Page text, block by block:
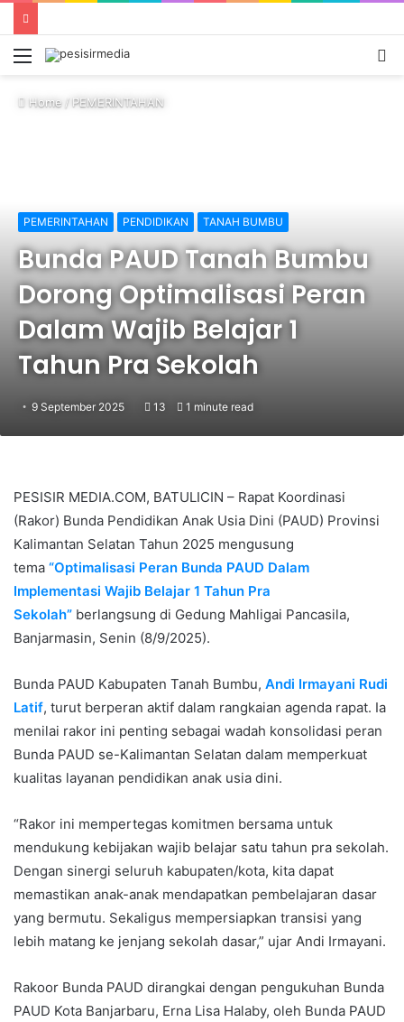
Menu
Home/PEMERINTAHAN
PEMERINTAHAN PENDIDIKAN TANAH BUMBU
Bunda PAUD Tanah Bumbu
Dorong Optimalisasi Peran
Dalam Wajib Belajar 1
Tahun Pra Sekolah
9 September 2025 13 1 minute read
PESISIR MEDIA.COM, BATULICIN – Rapat Koordinasi
(Rakor) Bunda Pendidikan Anak Usia Dini (PAUD) Provinsi
Kalimantan Selatan Tahun 2025 mengusung
tema “Optimalisasi Peran Bunda PAUD Dalam
Implementasi Wajib Belajar 1 Tahun Pra
Sekolah” berlangsung di Gedung Mahligai Pancasila,
Banjarmasin, Senin (8/9/2025).
Bunda PAUD Kabupaten Tanah Bumbu, Andi Irmayani Rudi
Latif, turut berperan aktif dalam rangkaian agenda rapat. Ia
menilai rakor ini penting sebagai wadah konsolidasi peran
Bunda PAUD se-Kalimantan Selatan dalam memperkuat
kualitas layanan pendidikan anak usia dini.
“Rakor ini mempertegas komitmen bersama untuk
mendukung kebijakan wajib belajar satu tahun pra sekolah.
Dengan sinergi seluruh kabupaten/kota, kita dapat
memastikan anak-anak mendapatkan pembelajaran dasar
yang bermutu. Sekaligus mempersiapkan transisi yang
lebih matang ke jenjang sekolah dasar,” ujar Andi Irmayani.
Rakoor Bunda PAUD dirangkai dengan pengukuhan Bunda
PAUD Kota Banjarbaru, Erna Lisa Halaby, oleh Bunda PAUD